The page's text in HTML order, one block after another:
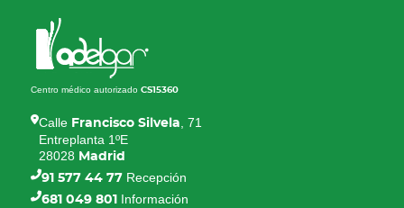
Centro médico autorizadoCS15360
Calle Francisco Silvela, 71
Entreplanta 1ºE
28028 Madrid
91 577 44 77 Recepción
681 049 801 Información